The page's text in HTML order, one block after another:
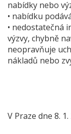
nabídky nebo
• nabídku
• nedostatečná
výzvy, chybně
neopravňuje
nákladů nebo
V Praze dne 8.